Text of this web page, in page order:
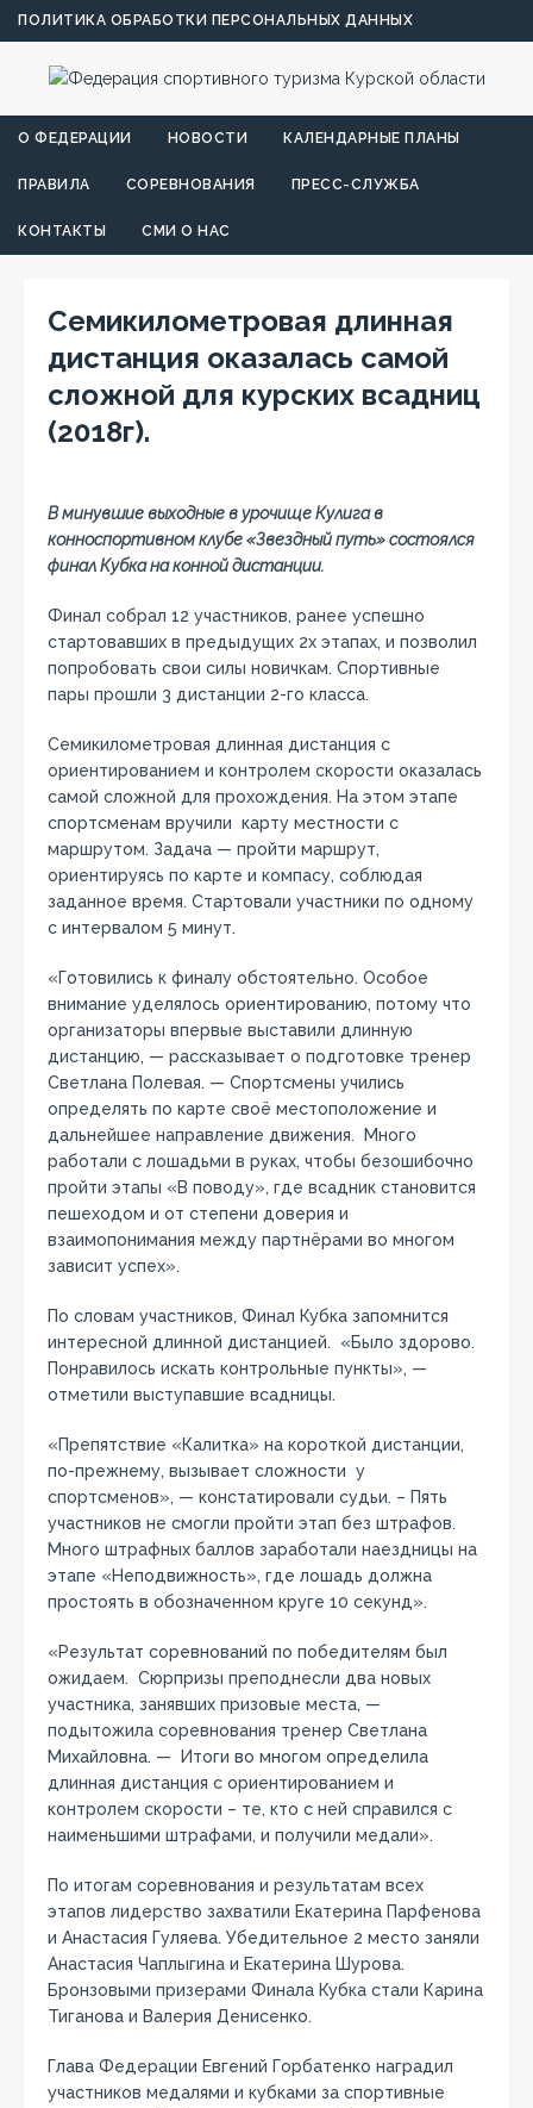
ПОЛИТИКА ОБРАБОТКИ ПЕРСОНАЛЬНЫХ ДАННЫХ
О ФЕДЕРАЦИИ НОВОСТИ КАЛЕНДАРНЫЕ ПЛАНЫ
ПРАВИЛА СОРЕВНОВАНИЯ ПРЕСС-СЛУЖБА
КОНТАКТЫ СМИ О НАС
Семикилометровая длинная
дистанция оказалась самой
сложной для курских всадниц
(2018г).
В минувшие выходные в урочище Кулига в
конноспортивном клубе «Звездный путь» состоялся
финал Кубка на конной дистанции.
Финал собрал 12 участников, ранее успешно
стартовавших в предыдущих 2х этапах, и позволил
попробовать свои силы новичкам. Спортивные
пары прошли 3 дистанции 2-го класса.
Семикилометровая длинная дистанция с
ориентированием и контролем скорости оказалась
самой сложной для прохождения. На этом этапе
спортсменам вручили карту местности с
маршрутом. Задача — пройти маршрут,
ориентируясь по карте и компасу, соблюдая
заданное время. Стартовали участники по одному
с интервалом 5 минут.
«Готовились к финалу обстоятельно. Особое
внимание уделялось ориентированию, потому что
организаторы впервые выставили длинную
дистанцию, — рассказывает о подготовке тренер
Светлана Полевая. — Спортсмены учились
определять по карте своё местоположение и
дальнейшее направление движения. Много
работали с лошадьми в руках, чтобы безошибочно
пройти этапы «В поводу», где всадник становится
пешеходом и от степени доверия и
взаимопонимания между партнёрами во многом
зависит успех».
По словам участников, Финал Кубка запомнится
интересной длинной дистанцией. «Было здорово.
Понравилось искать контрольные пункты», —
отметили выступавшие всадницы.
«Препятствие «Калитка» на короткой дистанции,
по-прежнему, вызывает сложности у
спортсменов», — констатировали судьи. – Пять
участников не смогли пройти этап без штрафов.
Много штрафных баллов заработали наездницы на
этапе «Неподвижность», где лошадь должна
простоять в обозначенном круге 10 секунд».
«Результат соревнований по победителям был
ожидаем. Сюрпризы преподнесли два новых
участника, занявших призовые места, —
подытожила соревнования тренер Светлана
Михайловна. — Итоги во многом определила
длинная дистанция с ориентированием и
контролем скорости – те, кто с ней справился с
наименьшими штрафами, и получили медали».
По итогам соревнования и результатам всех
этапов лидерство захватили Екатерина Парфенова
и Анастасия Гуляева. Убедительное 2 место заняли
Анастасия Чаплыгина и Екатерина Шурова.
Бронзовыми призерами Финала Кубка стали Карина
Тиганова и Валерия Денисенко.
Глава Федерации Евгений Горбатенко наградил
участников медалями и кубками за спортивные